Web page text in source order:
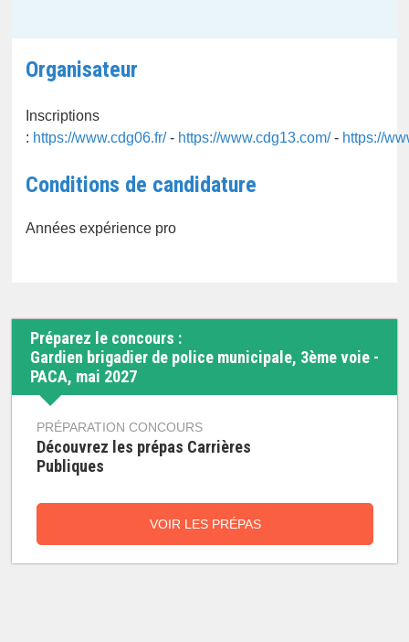
Organisateur
Inscriptions
: https://www.cdg06.fr/- https://www.cdg13.com/- https://
Conditions de candidature
Années expérience pro
Préparez le concours :
Gardien brigadier de police municipale, 3ème voie -
PACA, mai 2027
PRÉPARATION CONCOURS
Découvrez les prépas Carrières
Publiques
VOIR LES PRÉPAS